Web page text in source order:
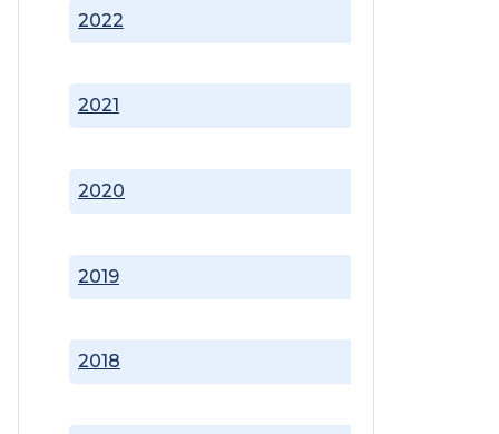
2018
2019
2020
2021
2022